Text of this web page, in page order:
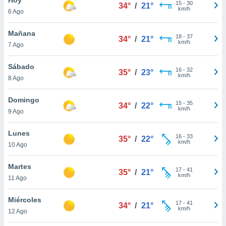
y
en
más
de
6 Ago
34° / 21° 15- 30
km/h
Mañana
7 Ago
34° / 21° 18- 37
km/h
Sábado
8 Ago
35° / 23° 16- 32
km/h
Domingo
9 Ago
34° / 22° 15- 35
km/h
Lunes
10 Ago
35° / 22° 16- 33
km/h
Martes
11 Ago
35° / 21° 17- 41
km/h
Miércoles
12 Ago
34° / 21° 17- 41
km/h